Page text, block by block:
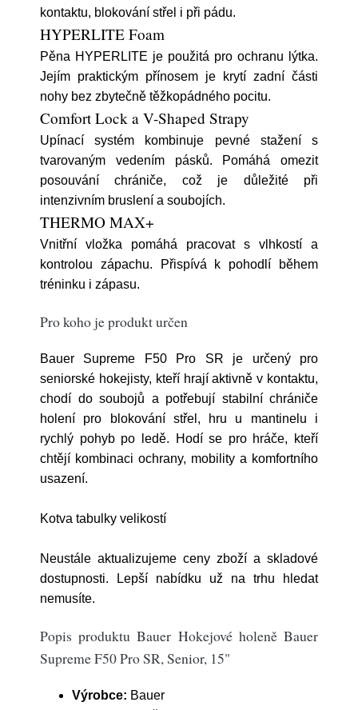
kontaktu, blokování střel i při pádu.
HYPERLITE Foam
Pěna HYPERLITE je použitá pro ochranu lýtka.
Jejím praktickým přínosem je krytí zadní části
nohy bez zbytečně těžkopádného pocitu.
Comfort Lock a V-Shaped Strapy
Upínací systém kombinuje pevné stažení s
tvarovaným vedením pásků. Pomáhá omezit
posouvání chrániče, což je důležité při
intenzivním bruslení a soubojích.
THERMO MAX+
Vnitřní vložka pomáhá pracovat s vlhkostí a
kontrolou zápachu. Přispívá k pohodlí během
tréninku i zápasu.
Pro koho je produkt určen
Bauer Supreme F50 Pro SR je určený pro
seniorské hokejisty, kteří hrají aktivně v kontaktu,
chodí do soubojů a potřebují stabilní chrániče
holení pro blokování střel, hru u mantinelu i
rychlý pohyb po ledě. Hodí se pro hráče, kteří
chtějí kombinaci ochrany, mobility a komfortního
usazení.
Kotva tabulky velikostí
Neustále aktualizujeme ceny zboží a skladové
dostupnosti. Lepší nabídku už na trhu hledat
nemusíte.
Popis produktu Bauer Hokejové holeně Bauer
Supreme F50 Pro SR, Senior, 15"
Výrobce: Bauer